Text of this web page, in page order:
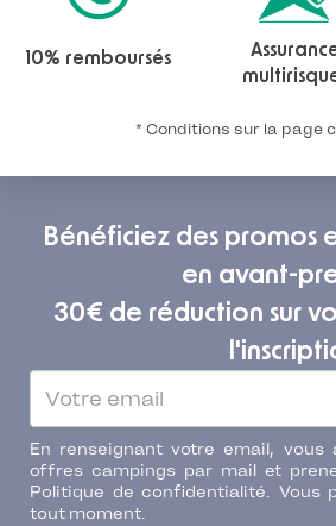
10% remboursés
* Conditions sur la page
Bénéficiez des promos
en avant-
30€ de réduction sur
En renseignant votre email,
offres campings par mail et
Politique de confidentialité. Vous
tout moment.